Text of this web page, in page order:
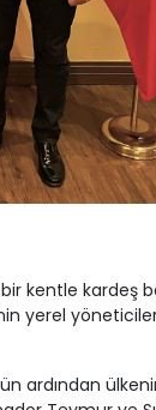
bir kentle kardeş
yerel
ardından